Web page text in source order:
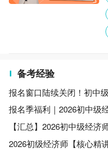
备考经验